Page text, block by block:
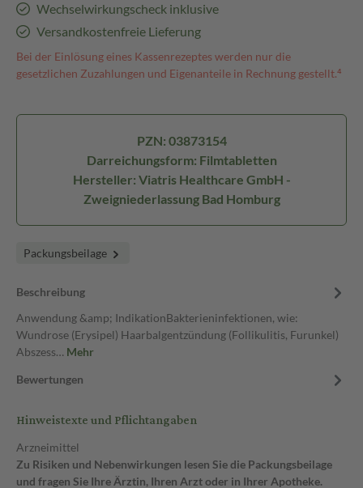
Wechselwirkungscheck inklusive
Versandkostenfreie Lieferung
Bei der Einlösung eines Kassenrezeptes werden nur die
gesetzlichen Zuzahlungen und Eigenanteile in Rechnung gestellt.⁴
PZN: 03873154
Darreichungsform: Filmtabletten
Hersteller: Viatris Healthcare GmbH -
Zweigniederlassung Bad Homburg
Packungsbeilage
Beschreibung
Anwendung &amp; IndikationBakterieninfektionen, wie:
Wundrose (Erysipel) Haarbalgentzündung (Follikulitis, Furunkel)
Abszess… Mehr
Bewertungen
Hinweistexte und Pflichtangaben
Arzneimittel
Zu Risiken und Nebenwirkungen lesen Sie die Packungsbeilage
und fragen Sie Ihre Ärztin, Ihren Arzt oder in Ihrer Apotheke.